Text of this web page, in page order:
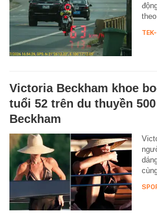
Victoria Beckham khoe
tuổi 52 trên du thuyền
Beckham